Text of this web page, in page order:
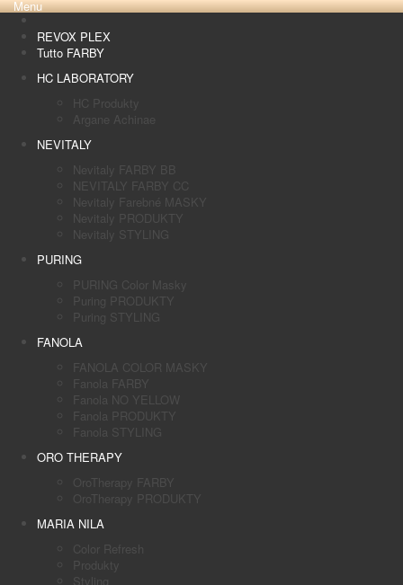
Menu
REVOX PLEX
Tutto FARBY
HC LABORATORY
HC Produkty
Argane Achinae
NEVITALY
Nevitaly FARBY BB
NEVITALY FARBY CC
Nevitaly Farebné MASKY
Nevitaly PRODUKTY
Nevitaly STYLING
PURING
PURING Color Masky
Puring PRODUKTY
Puring STYLING
FANOLA
FANOLA COLOR MASKY
Fanola FARBY
Fanola NO YELLOW
Fanola PRODUKTY
Fanola STYLING
ORO THERAPY
OroTherapy FARBY
OroTherapy PRODUKTY
MARIA NILA
Color Refresh
Produkty
Styling